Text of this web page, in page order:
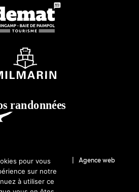
Agglomération | Agence web
: Coqueliko
pour vous
sur notre
à utiliser ce